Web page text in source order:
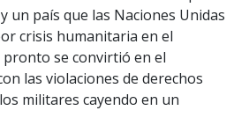
un país que las Naciones Unidas
crisis humanitaria en el
pronto se convirtió en el
las violaciones de derechos
militares cayendo en un